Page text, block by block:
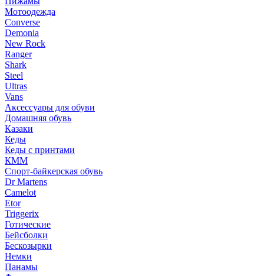
Мотоодежда
Converse
Demonia
New Rock
Ranger
Shark
Steel
Ultras
Vans
Аксессуары для обуви
Домашняя обувь
Казаки
Кеды
Кеды с принтами
КММ
Спорт-байкерская обувь
Dr Martens
Camelot
Etor
Triggerix
Готические
Бейсболки
Бескозырки
Немки
Панамы